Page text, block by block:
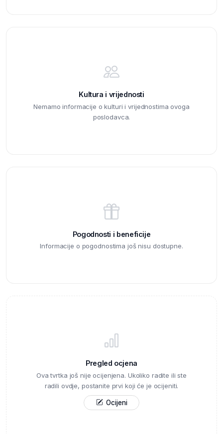
Kultura i vrijednosti
Nemamo informacije o kulturi i vrijednostima ovoga
poslodavca.
Pogodnosti i beneficije
Informacije o pogodnostima još nisu dostupne.
Pregled ocjena
Ova tvrtka još nije ocijenjena. Ukoliko radite ili ste
radili ovdje, postanite prvi koji će je ocijeniti.
Ocijeni